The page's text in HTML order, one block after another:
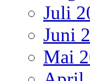
Juli
Juni
Mai